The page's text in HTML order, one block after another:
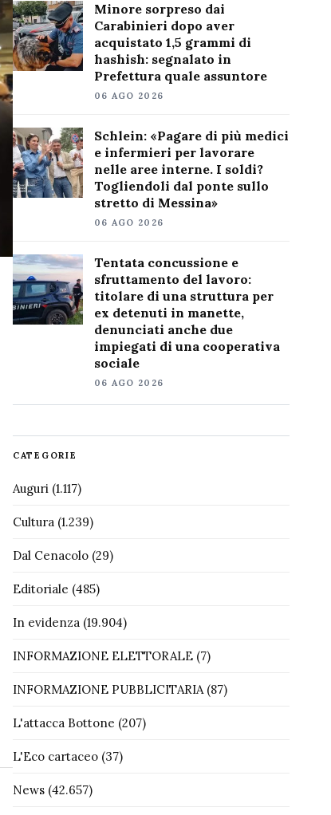
Minore sorpreso dai
Carabinieri dopo aver
acquistato 1,5 grammi di
hashish: segnalato in
Prefettura quale assuntore
06 AGO 2026
Schlein: «Pagare di più medici
e infermieri per lavorare
nelle aree interne. I soldi?
Togliendoli dal ponte sullo
stretto di Messina»
06 AGO 2026
Tentata concussione e
sfruttamento del lavoro:
titolare di una struttura per
ex detenuti in manette,
denunciati anche due
impiegati di una cooperativa
sociale
06 AGO 2026
CATEGORIE
Auguri(1.117)
Cultura(1.239)
Dal Cenacolo(29)
Editoriale (485)
In evidenza(19.904)
INFORMAZIONE ELETTORALE(7)
INFORMAZIONE PUBBLICITARIA(87)
L'attacca Bottone (207)
L'Eco cartaceo(37)
News(42.657)